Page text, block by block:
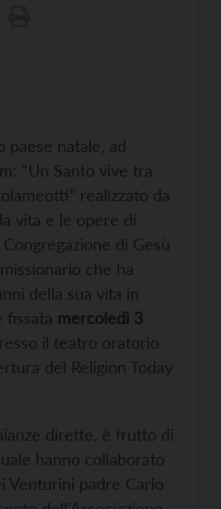
paese natale, ad
“Un Santo vive tra
realizzato da
vita e le opere di
di Gesù
che ha
della sua vita in
fissata mercoledì 3
il teatro oratorio
del Religion Today
dirette, è frutto di
hanno collaborato
Venturini padre Carlo